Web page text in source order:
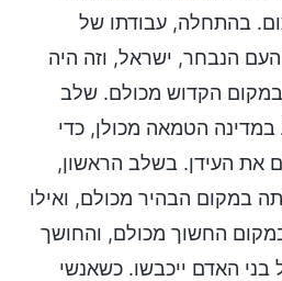
בהתחלה, עבודתו של
הנבחר, ישראל, וזה היה
הקדוש מכולם. שלב
הטמאה מכולן, כדי
את העידן. בשלב הראשון,
במקום הבהיר מכולם, ואילו
החשוך מכולם, והחושך
בני האדם ייכבשו. כשאנשי